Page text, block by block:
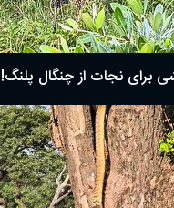
برای نجات از چنگال پلنگ!